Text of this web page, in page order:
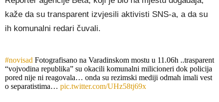
kaže da su transparent izvjesili aktivisti SNS-a, a da su
ih komunalni redari čuvali.
#novisad Fotografisano na Varadinskom mostu u 11.06h ..trasparent
“vojvodina republika” su okacili komunalni milicioneri dok policija
pored nije ni reagovala… onda su rezimski mediji odmah imali vest
o separatistima… pic.twitter.com/UHz58tj69x